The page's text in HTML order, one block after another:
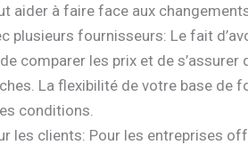
aider à faire face aux
plusieurs fournisseurs: Le fait
comparer les prix et de
La flexibilité de votre base de
conditions.
les clients: Pour les entreprises